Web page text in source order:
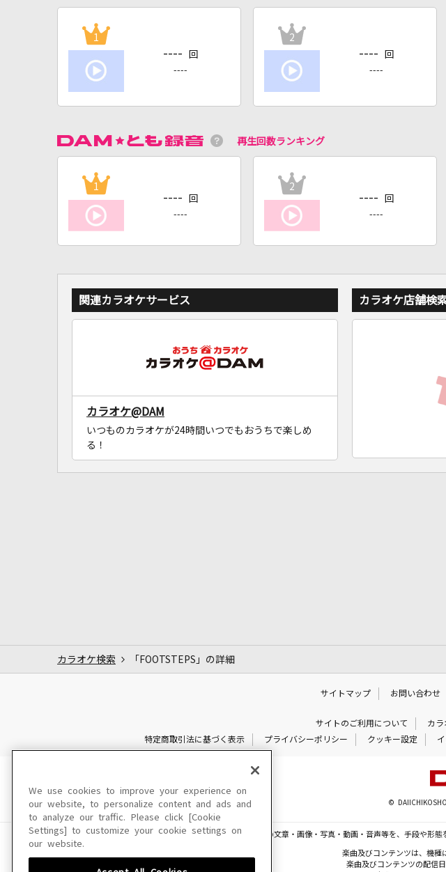
1
---- 回
----
2
---- 回
----
再生回数ランキング
1
---- 回
----
2
---- 回
----
関連カラオケサービス
カラオケ@DAM
いつものカラオケが24時間いつでもおうちで楽しめ
る！
カラオケ店舗検
カラオケ検索 「FOOTSTEPS」の詳細
サイトマップ お問い合わせ
サイトのご利用について カラ
特定商取引法に基づく表示
プライバシーポリシー クッキー設定
©
このサイトに掲載されている一切の文章・画像・写真・動画・音声等を、手段や形
楽曲及びコンテンツは、機種
楽曲及びコンテンツの配信
We use cookies to improve your experience on
our website, to personalize content and ads and
to analyze our traffic. Please click [Cookie
Settings] to customize your cookie settings on
our website.